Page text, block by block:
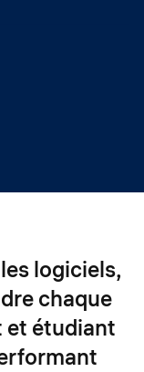
logiciels,
chaque
et étudiant